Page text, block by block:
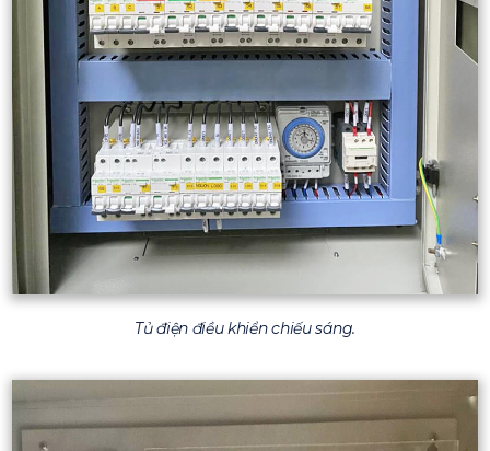
Tủ điện điều khiển chiếu sáng.